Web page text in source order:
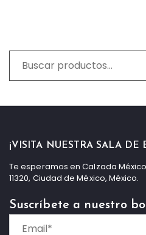
¡VISITA NUESTRA SALA DE
Te esperamos en Calzada
11320, Ciudad de México, México.
Suscríbete a nuestro